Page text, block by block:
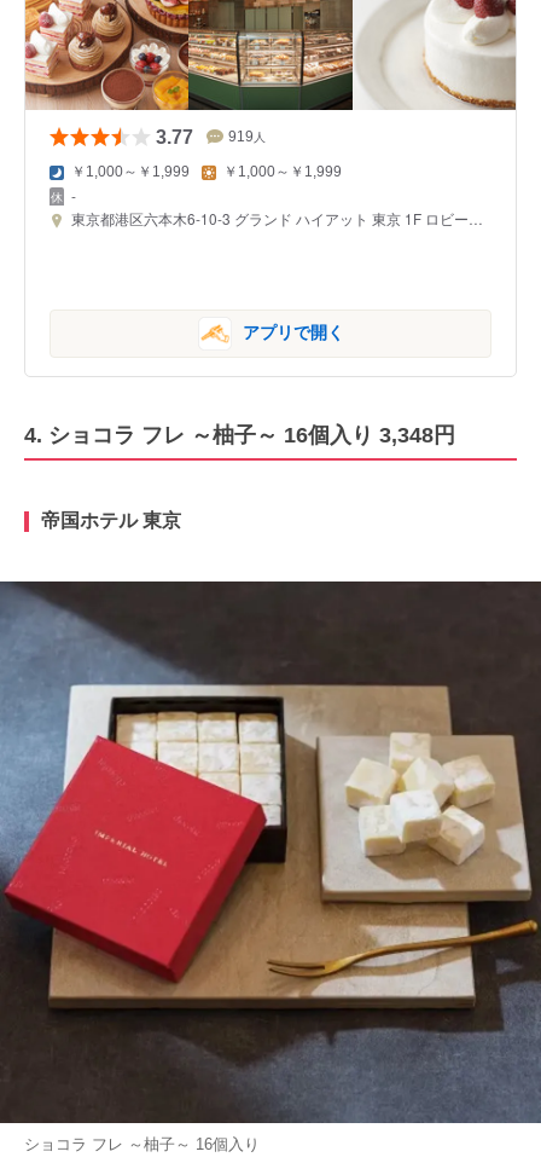
3.77 919 人
￥1,000～￥1,999 ￥1,000～￥1,999
-
東京都港区六本木6-10-3 グランド ハイアット 東京 1F ロビーフロア
アプリで開く
4. ショコラ フレ ～柚子～ 16個入り 3,348円
帝国ホテル 東京
ショコラ フレ ～柚子～ 16個入り